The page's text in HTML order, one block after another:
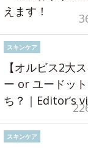
えます！
スキンケア
【オルビス2大
ー or ユードッ
ち？｜Editor’s
スキンケア